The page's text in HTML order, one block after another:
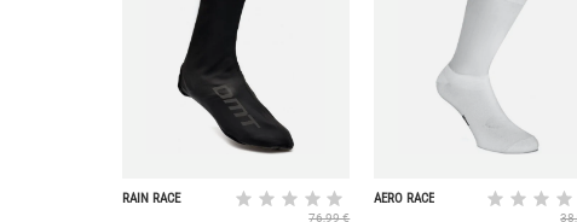
RAIN RACE
76,99 €
AERO RACE